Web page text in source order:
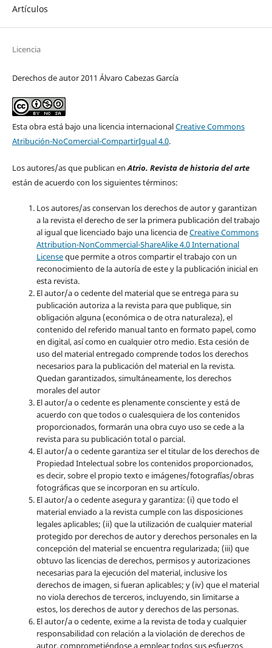
Artículos
Licencia
Derechos de autor 2011 Álvaro Cabezas García
Esta obra está bajo una licencia internacionalCreative Commons
Atribución-NoComercial-CompartirIgual 4.0.
Los autores/as que publican enAtrio. Revista de historia del arte
están de acuerdo con los siguientes términos:
Los autores/as conservan los derechos de autor y garantizan
a la revista el derecho de ser la primera publicación del trabajo
al igual que licenciado bajo una licencia deCreative Commons
Attribution-NonCommercial-ShareAlike 4.0 International
Licenseque permite a otros compartir el trabajo con un
reconocimiento de la autoría de este y la publicación inicial en
esta revista.
El autor/a o cedente del material que se entrega para su
publicación autoriza a la revista para que publique, sin
obligación alguna (económica o de otra naturaleza), el
contenido del referido manual tanto en formato papel, como
en digital, así como en cualquier otro medio. Esta cesión de
uso del material entregado comprende todos los derechos
necesarios para la publicación del material en la revista.
Quedan garantizados, simultáneamente, los derechos
morales del autor
El autor/a o cedente es plenamente consciente y está de
acuerdo con que todos o cualesquiera de los contenidos
proporcionados, formarán una obra cuyo uso se cede a la
revista para su publicación total o parcial.
El autor/a o cedente garantiza ser el titular de los derechos de
Propiedad Intelectual sobre los contenidos proporcionados,
es decir, sobre el propio texto e imágenes/fotografías/obras
fotográficas que se incorporan en su artículo.
El autor/a o cedente asegura y garantiza: (i) que todo el
material enviado a la revista cumple con las disposiciones
legales aplicables; (ii) que la utilización de cualquier material
protegido por derechos de autor y derechos personales en la
concepción del material se encuentra regularizada; (iii) que
obtuvo las licencias de derechos, permisos y autorizaciones
necesarias para la ejecución del material, inclusive los
derechos de imagen, si fueran aplicables; y (iv) que el material
no viola derechos de terceros, incluyendo, sin limitarse a
estos, los derechos de autor y derechos de las personas.
El autor/a o cedente, exime a la revista de toda y cualquier
responsabilidad con relación a la violación de derechos de
autor, comprometiéndose a emplear todos sus esfuerzos